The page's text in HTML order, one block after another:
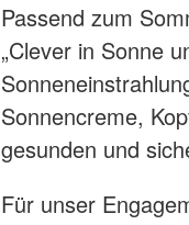
Passend zum
„Clever in Sonne
Sonnencreme,
gesunden und
Für unser